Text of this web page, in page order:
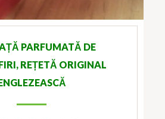
PARFUMATĂ DE
REȚETĂ ORIGINAL